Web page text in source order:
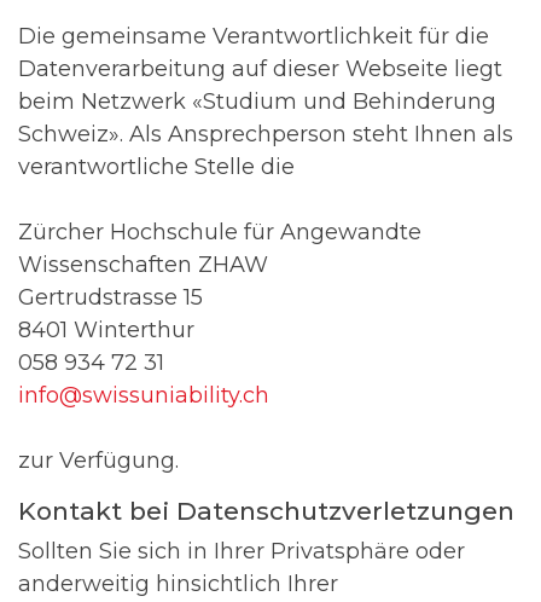
Die gemeinsame Verantwortlichkeit für die
Datenverarbeitung auf dieser Webseite liegt
beim Netzwerk «Studium und Behinderung
Schweiz». Als Ansprechperson steht Ihnen als
verantwortliche Stelle die
Zürcher Hochschule für Angewandte
Wissenschaften ZHAW
Gertrudstrasse 15
8401 Winterthur
058 934 72 31
info@swissuniability.ch
zur Verfügung.
Kontakt bei Datenschutzverletzungen
Sollten Sie sich in Ihrer Privatsphäre oder
anderweitig hinsichtlich Ihrer